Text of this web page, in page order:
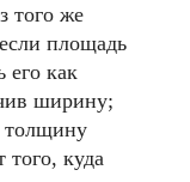
того же
площадь
его как
ширину;
толщину
того, куда